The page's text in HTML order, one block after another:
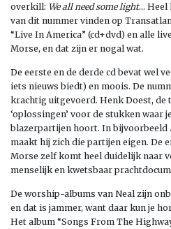
overkill: We all need some light… Heel
van dit nummer vinden op
“Live In America” (cd+dvd) en alle
Morse, en dat zijn er nogal wat.
De eerste en de derde cd bevat wel
iets nieuws biedt) en moois. De
krachtig uitgevoerd. Henk Doest,
‘oplossingen’ voor de stukken waar
blazerpartijen hoort. In bijvoorbeeld
maakt hij zich die partijen eigen. De
Morse zelf komt heel duidelijk naar
menselijk en kwetsbaar
De worship-albums van Neal zijn
en dat is jammer, want daar kun je
Het album “Songs From The